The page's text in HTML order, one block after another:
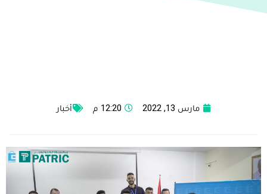
مارس 13, 2022 12:20 م أخبار